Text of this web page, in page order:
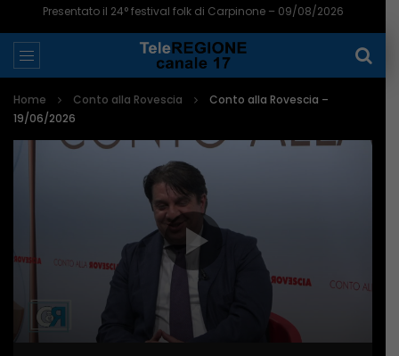
Presentato il 24° festival folk di Carpinone – 09/08/2026
Home Conto alla Rovescia
Conto alla Rovescia –
19/06/2026